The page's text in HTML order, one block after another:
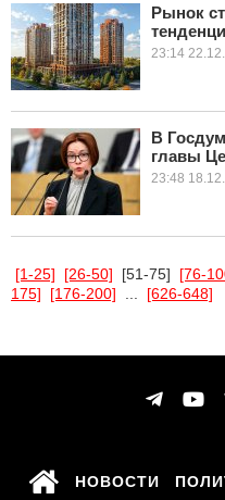
Рынок
23:14
В
главы
23:48
[1-25] [26-50] [51-75] [76-
175]
[176-200] [626-648]
НОВОСТИ